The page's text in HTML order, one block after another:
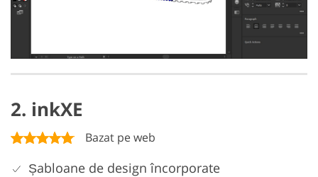
2. inkXE
Bazat pe web
Șabloane de design încorporate